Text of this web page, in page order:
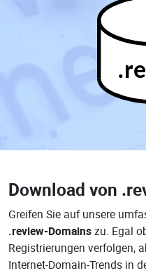
Download von
Greifen Sie auf unsere
.review-Domainszu. Egal
Registrierungen verfolgen,
Internet-Domain-Trends in